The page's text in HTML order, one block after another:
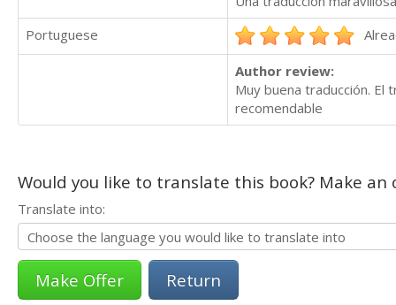
Portuguese
Author review:
Muy buena traducción. El
recomendable
Would you like to translate this book? Make
Translate into:
Return